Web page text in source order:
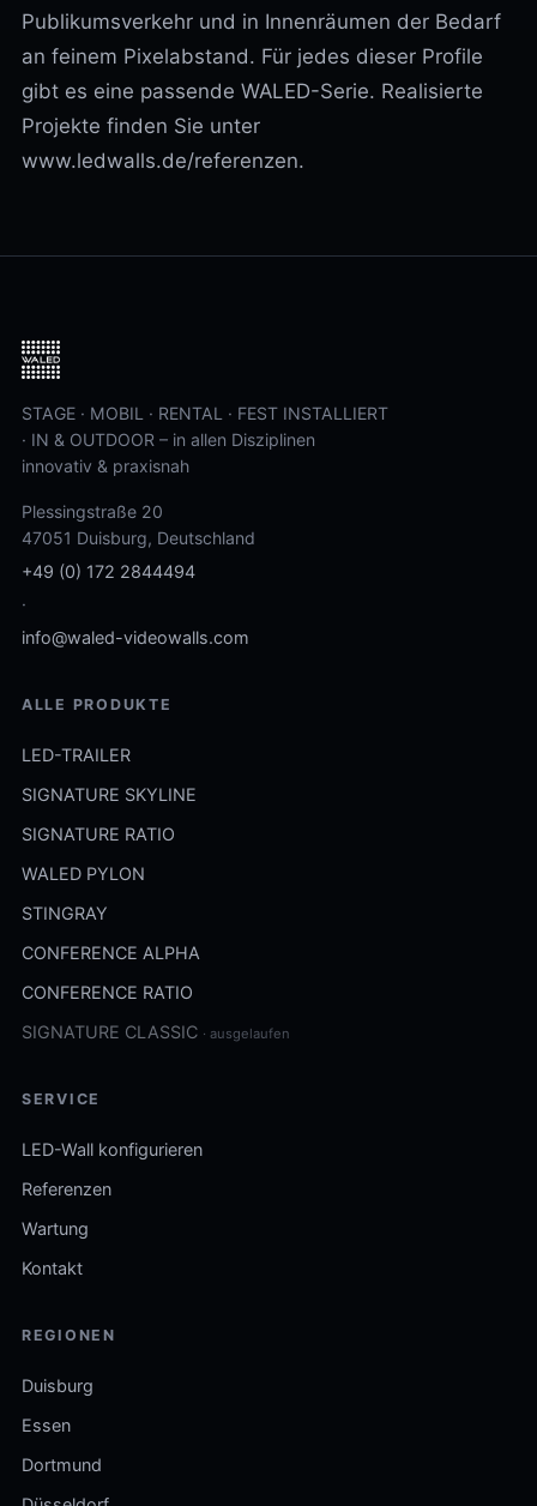
Publikumsverkehr und in Innenräumen der Bedarf
an feinem Pixelabstand. Für jedes dieser Profile
gibt es eine passende WALED-Serie. Realisierte
Projekte finden Sie unter
www.ledwalls.de/referenzen.
STAGE · MOBIL · RENTAL · FEST INSTALLIERT
· IN & OUTDOOR – in allen Disziplinen
innovativ & praxisnah
Plessingstraße 20
47051 Duisburg, Deutschland
+49 (0) 172 2844494
·
info@waled-videowalls.com
ALLE PRODUKTE
LED-TRAILER
SIGNATURE SKYLINE
SIGNATURE RATIO
WALED PYLON
STINGRAY
CONFERENCE ALPHA
CONFERENCE RATIO
SIGNATURE CLASSIC · ausgelaufen
SERVICE
LED-Wall konfigurieren
Referenzen
Wartung
Kontakt
REGIONEN
Duisburg
Essen
Dortmund